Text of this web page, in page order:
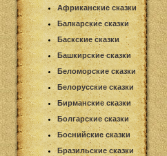
Африканские сказки
Балкарские сказки
Баскские сказки
Башкирские сказки
Беломорские сказки
Белорусские сказки
Бирманские сказки
Болгарские сказки
Боснийские сказки
Бразильские сказки